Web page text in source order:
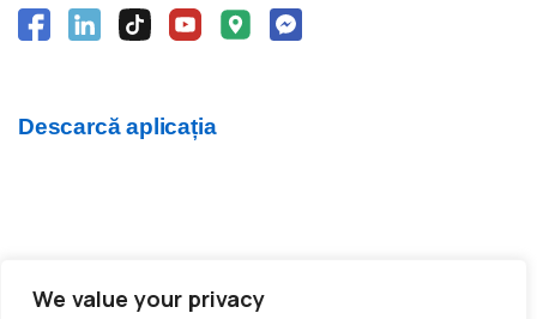
We value your privacy
Descarcă aplicația